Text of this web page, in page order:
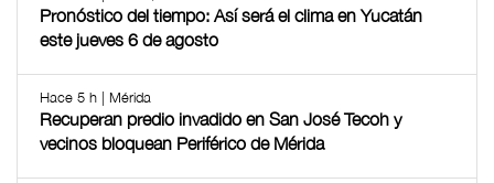
Pronóstico del tiempo: Así será el clima en Yucatán
este jueves 6 de agosto
Hace 5 h | Mérida
Recuperan predio invadido en San José Tecoh y
vecinos bloquean Periférico de Mérida